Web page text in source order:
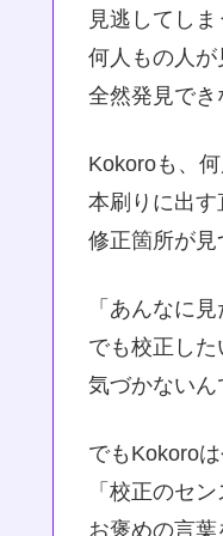
見逃してしま
何人もの人が
全然発見でき
Kokoroも、
本刷りに出す
修正箇所が見
「あんなに
でも校正し
気づかないん
でもKokoro
「校正のセ
お褒めの言葉